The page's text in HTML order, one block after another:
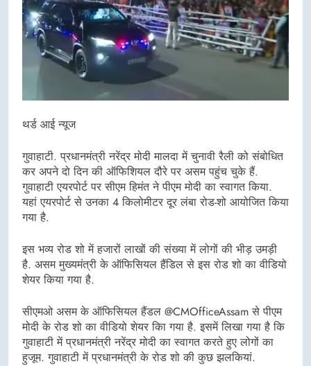
थर्ड आई न्यूज
गुवाहाटी. प्रधानमंत्री नरेंद्र मोदी मालदा में चुनावी रैली को संबोधित
कर अपने दो दिन की ऑफिशियल दौरे पर असम पहुंच चुके हैं.
गुवाहाटी एयरपोर्ट पर सीएम हिमंत ने पीएम मोदी का स्वागत किया.
यहां एयरपोर्ट से उनका 4 किलोमीटर दूर लंबा रोड-शो आयोजित किया
गया है.
इस भव्य रोड शो में हजारों लाखों की संख्या में लोगों की भीड़ उमड़ी
है. असम मुख्यमंत्री के ऑफिसियल हैंडिल से इस रोड शो का वीडियो
शेयर किया गया है.
सीएमओ असम के ऑफिसियल हैंडल @CMOfficeAssam से पीएम
मोदी के रोड शो का वीडियो शेयर किा गया है. इसमें लिखा गया है कि
गुवाहाटी में प्रधानमंत्री नरेंद्र मोदी का स्वागत करते हुए लोगों का
हुजूम. गुवाहाटी में प्रधानमंत्री के रोड शो की कुछ झलकियां.